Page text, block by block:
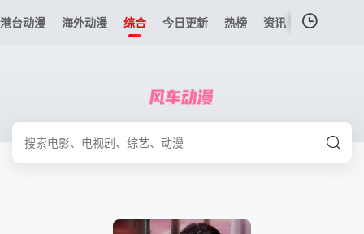
港台动漫 海外动漫 综合 今日更新 热榜 资讯